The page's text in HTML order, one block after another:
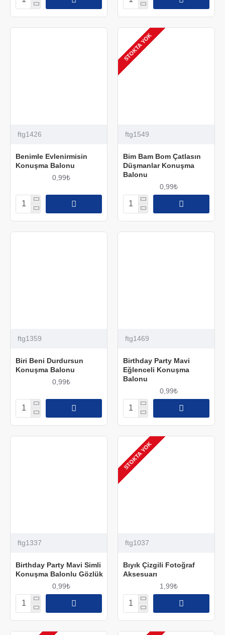
ftg1426
Benimle Evlenirmisin
Konuşma Balonu
0,99₺
STOKTA YOK
ftg1549
Bim Bam Bom Çatlasın
Düşmanlar Konuşma
Balonu
0,99₺
ftg1359
Biri Beni Durdursun
Konuşma Balonu
0,99₺
ftg1469
Birthday Party Mavi
Eğlenceli Konuşma
Balonu
0,99₺
ftg1337
Birthday Party Mavi Simli
Konuşma Balonlu Gözlük
0,99₺
STOKTA YOK
ftg1037
Bıyık Çizgili Fotoğraf
Aksesuarı
1,99₺